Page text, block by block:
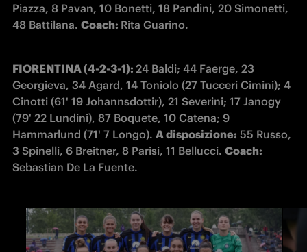
Piazza, 8 Pavan, 10 Bonetti, 18 Pandini, 20 Simonetti,
48 Battilana. Coach: Rita Guarino.
FIORENTINA (4-2-3-1): 24 Baldi; 44 Faerge, 23
Georgieva, 34 Agard, 14 Toniolo (27 Tucceri Cimini); 4
Cinotti (61' 19 Johannsdottir), 21 Severini; 17 Janogy
(79' 22 Lundini), 87 Boquete, 10 Catena; 9
Hammarlund (71' 7 Longo). A disposizione: 55 Russo,
3 Spinelli, 6 Breitner, 8 Parisi, 11 Bellucci.
Sebastian De La Fuente.